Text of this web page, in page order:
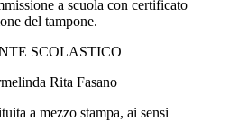
a scuola con certificato
del tampone.
SCOLASTICO
Rita Fasano
a mezzo stampa, ai sensi